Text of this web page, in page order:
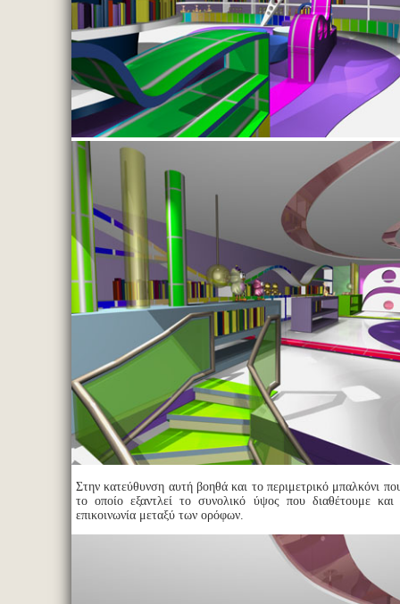
Στην κατεύθυνση αυτή βοηθά και το περιμετρικό μπαλκόνι
το οποίο εξαντλεί το συνολικό ύψος που διαθέτουμε και
επικοινωνία μεταξύ των ορόφων.